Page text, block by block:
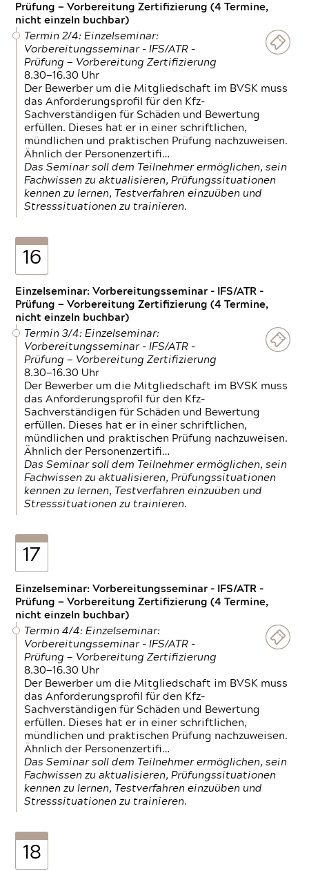
Prüfung — Vorbereitung Zertifizierung (4 Termine,
nicht einzeln buchbar)
Termin 2/4: Einzelseminar:
Vorbereitungsseminar - IFS/ATR -
Prüfung — Vorbereitung Zertifizierung
8.30—16.30 Uhr
Der Bewerber um die Mitgliedschaft im BVSK muss
das Anforderungsprofil für den Kfz-
Sachverständigen für Schäden und Bewertung
erfüllen. Dieses hat er in einer schriftlichen,
mündlichen und praktischen Prüfung nachzuweisen.
Ähnlich der Personenzertifi…
Das Seminar soll dem Teilnehmer ermöglichen, sein
Fachwissen zu aktualisieren, Prüfungssituationen
kennen zu lernen, Testverfahren einzuüben und
Stresssituationen zu trainieren.
16
Einzelseminar: Vorbereitungsseminar - IFS/ATR -
Prüfung — Vorbereitung Zertifizierung (4 Termine,
nicht einzeln buchbar)
Termin 3/4: Einzelseminar:
Vorbereitungsseminar - IFS/ATR -
Prüfung — Vorbereitung Zertifizierung
8.30—16.30 Uhr
Der Bewerber um die Mitgliedschaft im BVSK muss
das Anforderungsprofil für den Kfz-
Sachverständigen für Schäden und Bewertung
erfüllen. Dieses hat er in einer schriftlichen,
mündlichen und praktischen Prüfung nachzuweisen.
Ähnlich der Personenzertifi…
Das Seminar soll dem Teilnehmer ermöglichen, sein
Fachwissen zu aktualisieren, Prüfungssituationen
kennen zu lernen, Testverfahren einzuüben und
Stresssituationen zu trainieren.
17
Einzelseminar: Vorbereitungsseminar - IFS/ATR -
Prüfung — Vorbereitung Zertifizierung (4 Termine,
nicht einzeln buchbar)
Termin 4/4: Einzelseminar:
Vorbereitungsseminar - IFS/ATR -
Prüfung — Vorbereitung Zertifizierung
8.30—16.30 Uhr
Der Bewerber um die Mitgliedschaft im BVSK muss
das Anforderungsprofil für den Kfz-
Sachverständigen für Schäden und Bewertung
erfüllen. Dieses hat er in einer schriftlichen,
mündlichen und praktischen Prüfung nachzuweisen.
Ähnlich der Personenzertifi…
Das Seminar soll dem Teilnehmer ermöglichen, sein
Fachwissen zu aktualisieren, Prüfungssituationen
kennen zu lernen, Testverfahren einzuüben und
Stresssituationen zu trainieren.
18